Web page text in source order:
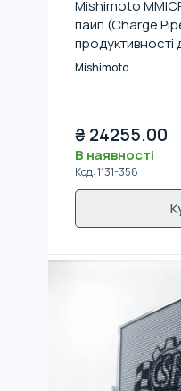
Mishimoto
пайп (Charge
продуктивності
(G20)/Z4 (G29)
Mishimoto
₴ 24255.00
В наявності
Код:1131-358